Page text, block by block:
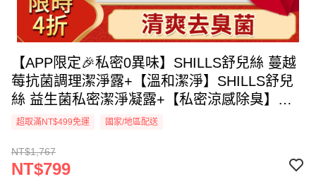
【APP限定🎉私密0異味】SHILLS舒兒絲 蔓越
莓抗菌調理潔淨露+【溫和潔淨】SHILLS舒兒
絲 益生菌私密潔淨凝露+【私密涼感除臭】
SHILLS舒兒絲 私密清新沁涼抗菌噴霧
超取滿NT$499免運 國家/地區配送
NT$1,767
NT$799